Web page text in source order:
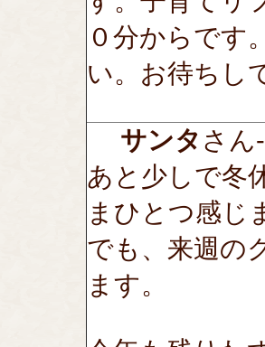
０分からです
い。お待ちし
サンタ さん
あと少しで冬
まひとつ感じ
でも、来週の
ます。